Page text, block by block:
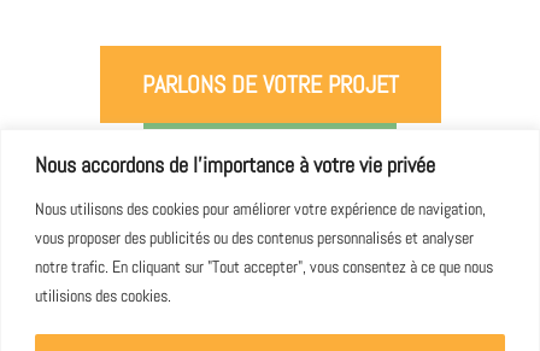
Nous accordons de l'importance à votre vie privée
Nous utilisons des cookies pour améliorer votre expérience de navigation,
vous proposer des publicités ou des contenus personnalisés et analyser
notre trafic. En cliquant sur "Tout accepter", vous consentez à ce que nous
utilisions des cookies.
PARLONS DE VOTRE PROJET
DEMANDE DE PRIX